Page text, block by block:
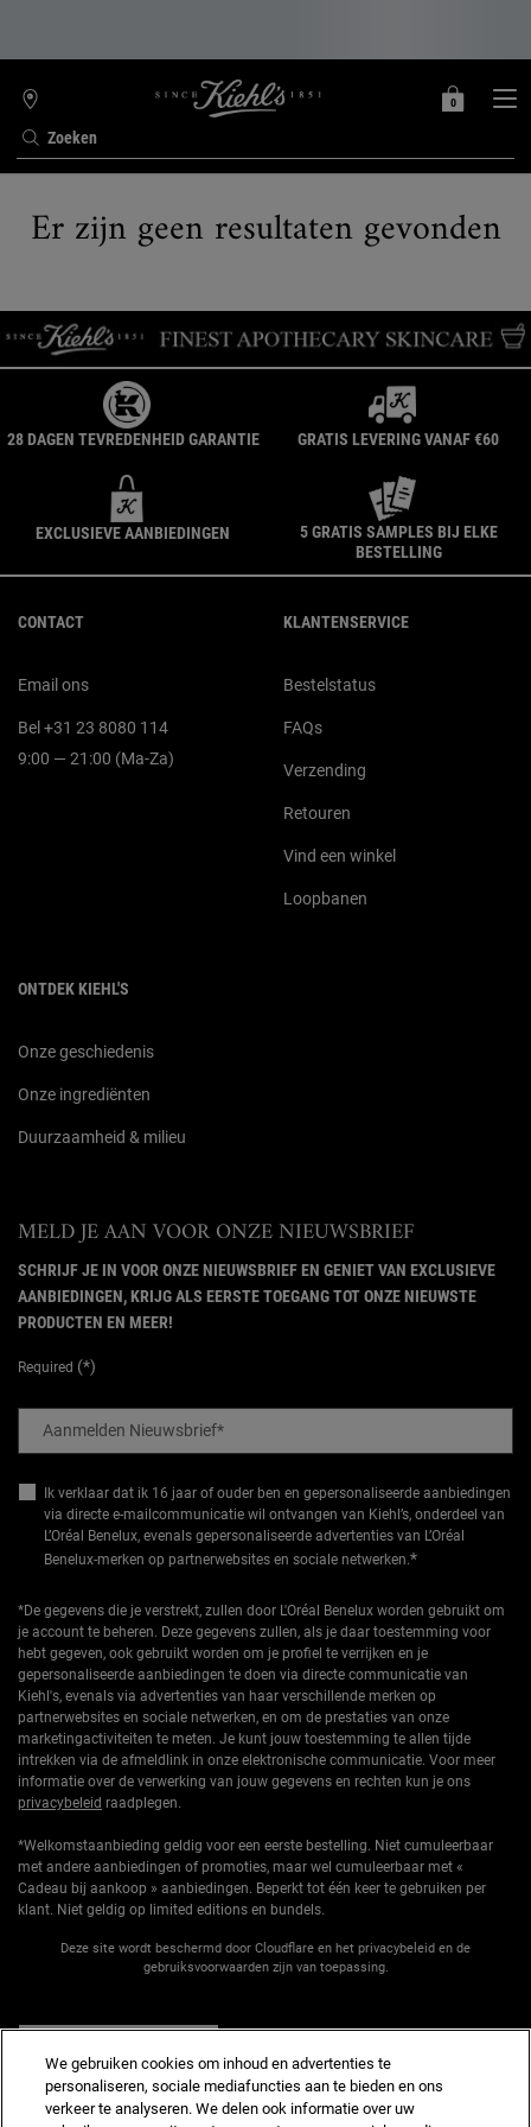
Zoeken
WINKELZOEKER
MIJN
0
0 PRODUCT
Er zijn geen resultaten gevonden
28 DAGEN TEVREDENHEID GARANTIE GRATIS LEVERING VANAF €60
EXCLUSIEVE AANBIEDINGEN
5 GRATIS SAMPLES BIJ ELKE
BESTELLING
CONTACT
Email ons
Bel +31 23 8080 114
9:00 — 21:00 (Ma-Za)
KLANTENSERVICE
Bestelstatus
FAQs
Verzending
Retouren
Vind een winkel
Loopbanen
ONTDEK KIEHL'S
Onze geschiedenis
Onze ingrediënten
Duurzaamheid & milieu
MELD JE AAN VOOR ONZE NIEUWSBRIEF
SCHRIJF JE IN VOOR ONZE NIEUWSBRIEF EN GENIET VAN EXCLUSIEVE
AANBIEDINGEN, KRIJG ALS EERSTE TOEGANG TOT ONZE NIEUWSTE
PRODUCTEN EN MEER!
Required (*)
Aanmelden Nieuwsbrief*
Ik verklaar dat ik 16 jaar of ouder ben en gepersonaliseerde aanbiedingen
via directe e-mailcommunicatie wil ontvangen van Kiehl’s, onderdeel van
L’Oréal Benelux, evenals gepersonaliseerde advertenties van L’Oréal
Benelux-merken op partnerwebsites en sociale netwerken.*
*De gegevens die je verstrekt, zullen door L'Oréal Benelux worden gebruikt om
je account te beheren. Deze gegevens zullen, als je daar toestemming voor
hebt gegeven, ook gebruikt worden om je profiel te verrijken en je
gepersonaliseerde aanbiedingen te doen via directe communicatie van
Kiehl's, evenals via advertenties van haar verschillende merken op
partnerwebsites en sociale netwerken, en om de prestaties van onze
marketingactiviteiten te meten. Je kunt jouw toestemming te allen tijde
intrekken via de afmeldlink in onze elektronische communicatie. Voor meer
informatie over de verwerking van jouw gegevens en rechten kun je ons
privacybeleid raadplegen.
*Welkomstaanbieding geldig voor een eerste bestelling. Niet cumuleerbaar
met andere aanbiedingen of promoties, maar wel cumuleerbaar met «
Cadeau bij aankoop » aanbiedingen. Beperkt tot één keer te gebruiken per
klant. Niet geldig op limited editions en bundels.
Deze site wordt beschermd door Cloudflare en het privacybeleid en de
gebruiksvoorwaarden zijn van toepassing.
We gebruiken cookies om inhoud en advertenties te
personaliseren, sociale mediafuncties aan te bieden en ons
verkeer te analyseren. We delen ook informatie over uw